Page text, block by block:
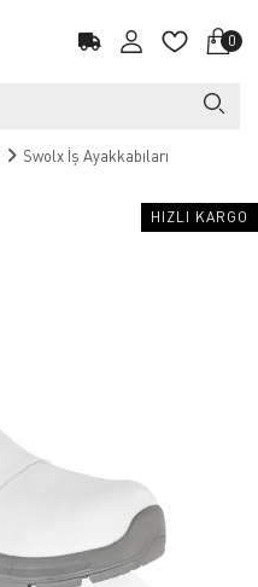
0
Swolx İş Ayakkabıları
HIZLI KARGO